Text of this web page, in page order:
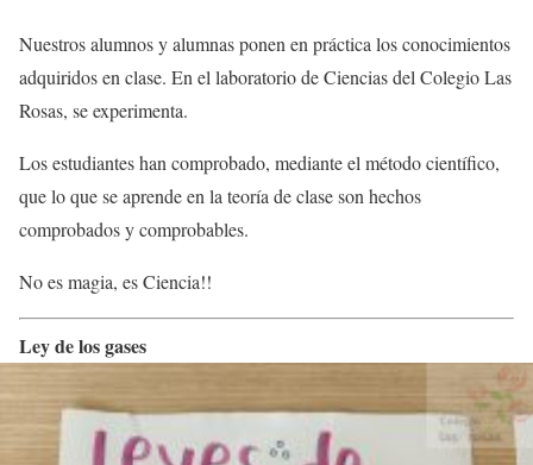
Nuestros alumnos y alumnas ponen en práctica los conocimientos
adquiridos en clase. En el laboratorio de Ciencias del Colegio Las
Rosas, se experimenta.
Los estudiantes han comprobado, mediante el método científico,
que lo que se aprende en la teoría de clase son hechos
comprobados y comprobables.
No es magia, es Ciencia!!
Ley de los gases